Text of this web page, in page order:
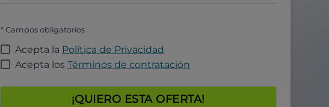
* Campos obligatorios
Acepta la Política de Privacidad
Acepta los Términos de contratación
¡QUIERO ESTA OFERTA!